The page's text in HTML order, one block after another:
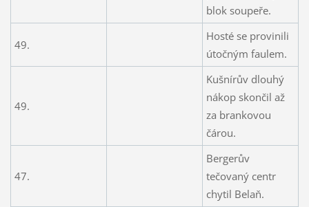
blok soupeře.
49.
Hosté se provinili
útočným faulem.
49.
Kušnírův dlouhý
nákop skončil až
za brankovou
čárou.
47.
Bergerův
tečovaný centr
chytil Belaň.